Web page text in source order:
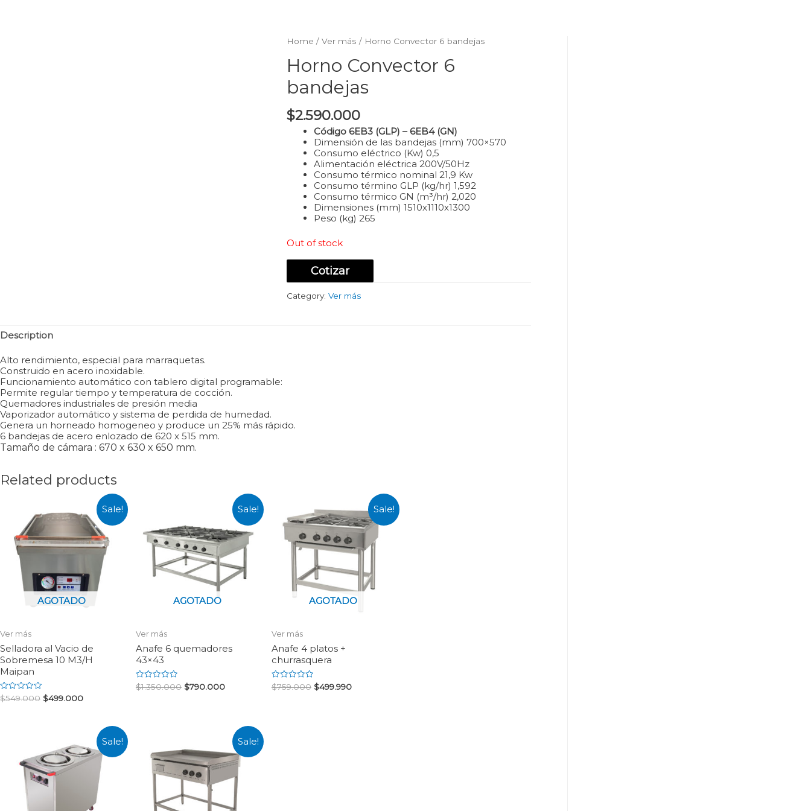
Home /Ver más / Horno Convector 6 bandejas
Horno Convector 6
bandejas
$2.590.000
Código 6EB3 (GLP) – 6EB4 (GN)
Dimensión de las bandejas (mm) 700×570
Consumo eléctrico (Kw) 0,5
Alimentación eléctrica 200V/50Hz
Consumo térmico nominal 21,9 Kw
Consumo término GLP (kg/hr) 1,592
Consumo térmico GN (m³/hr) 2,020
Dimensiones (mm) 1510x1110x1300
Peso (kg) 265
Out of stock
Cotizar
Category:Ver más
Description
Alto rendimiento, especial para marraquetas.
Construido en acero inoxidable.
Funcionamiento automático con tablero digital programable:
Permite regular tiempo y temperatura de cocción.
Quemadores industriales de presión media
Vaporizador automático y sistema de perdida de humedad.
Genera un horneado homogeneo y produce un 25% más rápido.
6 bandejas de acero enlozado de 620 x 515 mm.
Tamaño de cámara : 670 x 630 x 650 mm.
Related products
Sale!
AGOTADO
Ver más
Selladora al Vacio de
Sobremesa 10 M3/H
Maipan
Rated
0
$549.000 $499.000
Sale!
AGOTADO
Ver más
Anafe 6 quemadores
43×43
Rated
0
$1.350.000 $790.000
Sale!
AGOTADO
Ver más
Anafe 4 platos +
churrasquera
Rated
0
$759.000 $499.990
Sale! Sale!